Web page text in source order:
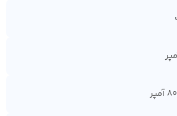
80 آمپر